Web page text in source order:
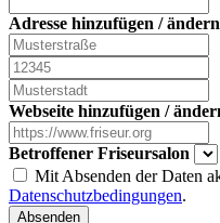
Adresse hinzufügen / ändern
Webseite hinzufügen /
Betroffener Friseursalon
Mit Absenden der Daten
Datenschutzbedingungen.
Absenden